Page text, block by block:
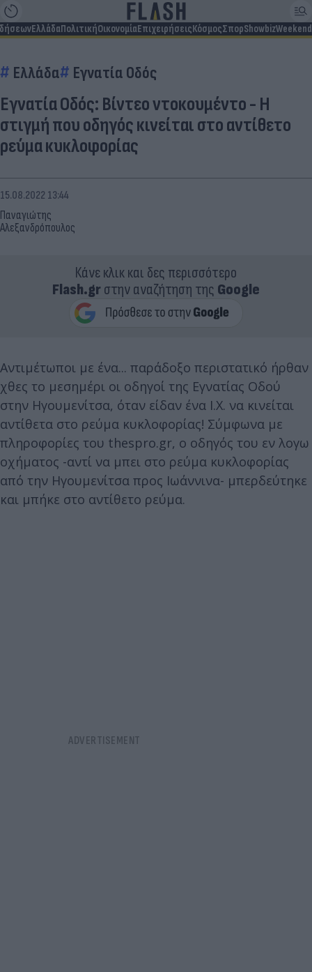
ΕλλάδαΠολιτικήΟικονομίαΕπιχειρήσειςΚόσμοςΣπορShowbizWeekend
Ελλάδα Εγνατία Οδός
Εγνατία Οδός: Βίντεο ντοκουμέντο - Η
στιγμή που οδηγός κινείται στο αντίθετο
ρεύμα κυκλοφορίας
Παναγιώτης
Αλεξανδρόπουλος
15.08.2022 13:44
Κάνε κλικ και δες περισσότερο
Flash.grστην αναζήτηση της Google
Αντιμέτωποι με ένα... παράδοξο περιστατικό ήρθαν
χθες το μεσημέρι οι οδηγοί της Εγνατίας Οδού
στην Ηγουμενίτσα, όταν είδαν ένα Ι.Χ. να κινείται
αντίθετα στο ρεύμα κυκλοφορίας! Σύμφωνα με
πληροφορίες του thespro.gr, ο οδηγός του εν λογω
οχήματος -αντί να μπει στο ρεύμα κυκλοφορίας
από την Ηγουμενίτσα προς Ιωάννινα- μπερδεύτηκε
και μπήκε στο αντίθετο ρεύμα.